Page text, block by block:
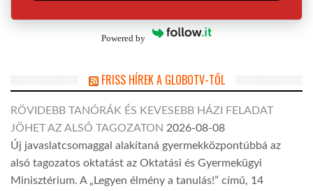
Powered by
FRISS HÍREK A GLOBOTV-TŐL
RÖVIDEBB TANÓRÁK ÉS KEVESEBB HÁZI FELADAT
JÖHET AZ ALSÓ TAGOZATON 2026-08-08
Új javaslatcsomaggal alakítaná gyermekközpontúbbá az
alsó tagozatos oktatást az Oktatási és Gyermekügyi
Minisztérium. A „Legyen élmény a tanulás!” című, 14